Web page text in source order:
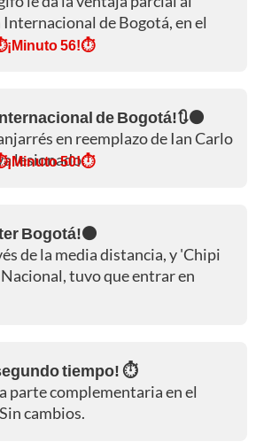
de Bogotá, en el
56!⏱️
de Bogotá!🔃⚫
en reemplazo de Ian Carlo
lesionado.
50!⏱️
Bogotá!⚫
de la media distancia, y 'Chipi
tuvo que entrar en
tiempo! ⏱️
parte complementaria en el
cambios.